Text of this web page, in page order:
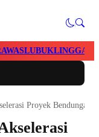
LUBUKLINGGAU
Proyek Bendungan